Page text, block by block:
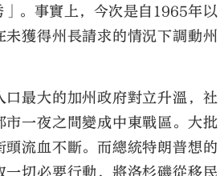
。事實上，今次是自1965年以
獲得州長請求的情況下調動州
口最大的加州政府對立升溫，社
市一夜之間變成中東戰區。大批
頭流血不斷。而總統特朗普想的
一切必要行動，將洛杉磯從移民